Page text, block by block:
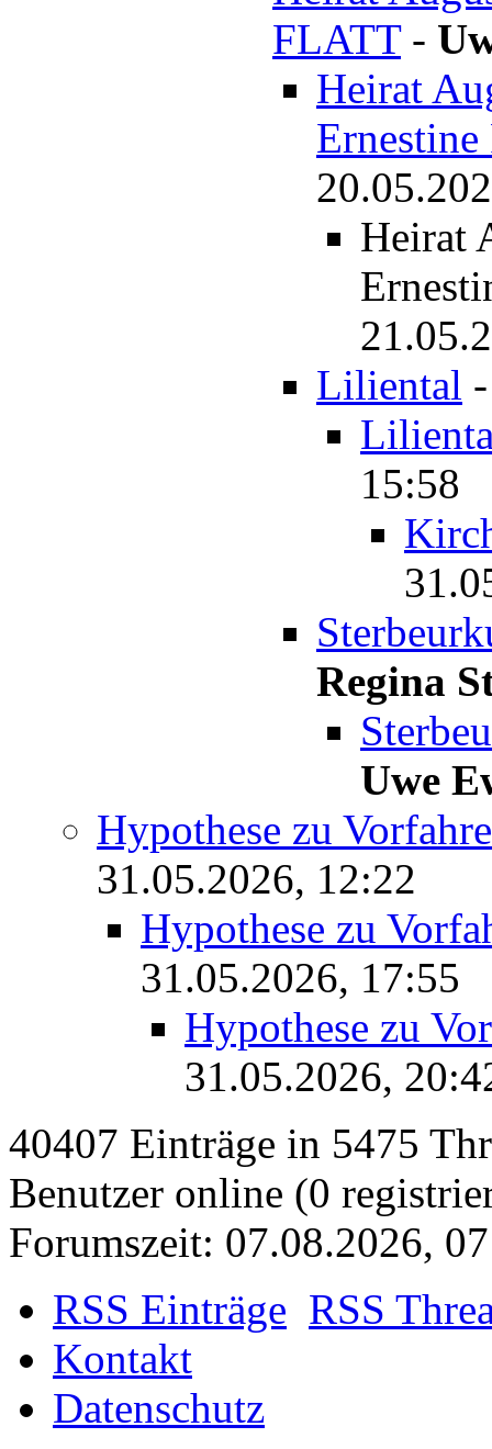
FLATT-
Heirat
Heirat
Liliental
15:58
Regina
Uwe
Hypothese zu
31.05.2026, 12:22
Hypothese zu
31.05.2026, 17:55
Hypothese zu
31.05.2026,
40407 Einträge in 5475
Benutzer online (0
Forumszeit: 07.08.2026,
RSS Einträge RSS
Kontakt
Datenschutz